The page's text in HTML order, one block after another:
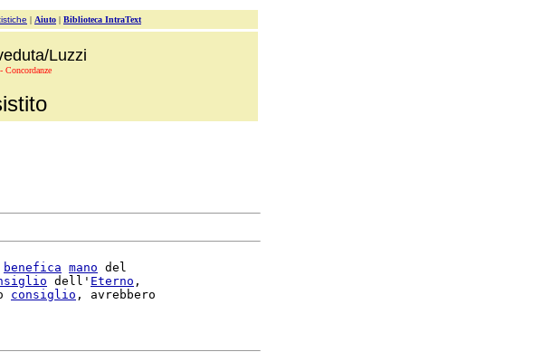
| Aiuto | Biblioteca IntraText
Luzzi
Concordanze
benefica mano del
dell' Eterno ,
consiglio , avrebbero